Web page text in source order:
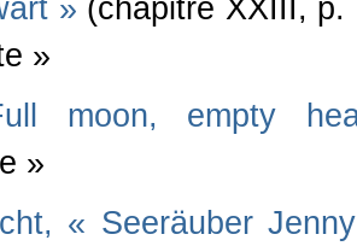
» (chapitre XXIII, p.
»
moon, empty
»
« Seeräuber